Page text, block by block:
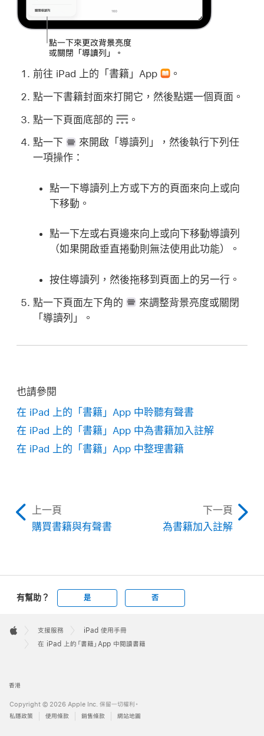
前往 iPad 上的「書籍」App
。
點一下書籍封面來打開它，然後點選一個頁面。
點一下頁面底部的
。
點一下
來開啟「導讀列」，然後執行下列任
一項操作：
點一下導讀列上方或下方的頁面來向上或向
下移動。
點一下左或右頁邊來向上或向下移動導讀列
（如果開啟垂直捲動則無法使用此功能）。
按住導讀列，然後拖移到頁面上的另一行。
點一下頁面左下角的
來調整背景亮度或關閉
「導讀列」。
也請參閱
在 iPad 上的「書籍」App 中聆聽有聲書
在 iPad 上的「書籍」App 中為書籍加入註解
在 iPad 上的「書籍」App 中整理書籍
上一頁
購買書籍與有聲書
下一頁
為書籍加入註解
有幫助？ 是 否
Footer

Apple
支援服務
iPad 使用手冊
在 iPad 上的「書籍」App 中閱讀書籍
香港
Copyright © 2026 Apple Inc. 保留一切權利。
私隱政策
使用條款 銷售條款 網站地圖